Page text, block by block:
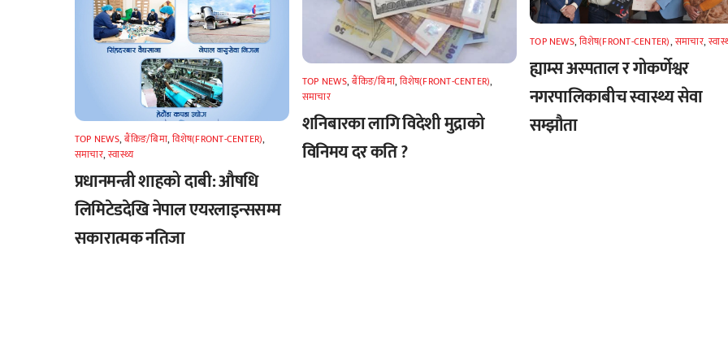
TOP NEWS,बैंकिङ/बिमा,विशेष(FRONT-CENTER),
समाचार,स्वास्थ्य
प्रधानमन्त्री शाहको दाबी: औषधि
लिमिटेडदेखि नेपाल एयरलाइन्ससम्म
सकारात्मक नतिजा
TOP NEWS,बैंकिङ/बिमा,विशेष(FRONT-CENTER),
समाचार
शनिबारका लागि विदेशी मुद्राको
विनिमय दर कति ?
TOP NEWS,विशेष(FRONT-CENTER),समाचार,
ह्याम्स अस्पताल र गोकर्णेश्वर
नगरपालिकाबीच स्वास्थ्य सेवा
सम्झौता